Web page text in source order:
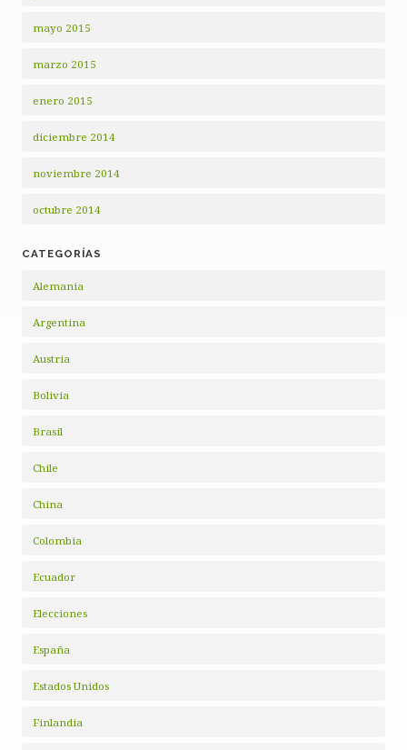
mayo 2015
marzo 2015
enero 2015
diciembre 2014
noviembre 2014
octubre 2014
CATEGORÍAS
Alemania
Argentina
Austria
Bolivia
Brasil
Chile
China
Colombia
Ecuador
Elecciones
España
Estados Unidos
Finlandia